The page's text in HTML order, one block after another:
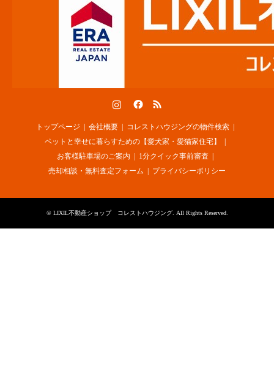
トップページ 会社概要
コレストハウジングの物件検索
ペットと幸せに暮らすための【愛犬家・愛猫家住宅】
お客様駐車場のご案内
1分クイック事前審査
売却相談・無料査定フォーム
プライバシーポリシー
© LIXIL不動産ショップ コレストハウジング. All Rights Reserved.